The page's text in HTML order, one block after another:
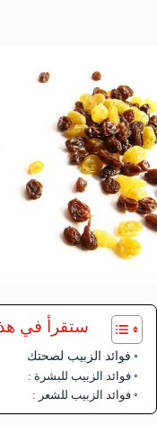
ستقرأ في
فوائد الزبيب لصحتك
فوائد الزبيب للبشرة :
فوائد الزبيب للشعر :